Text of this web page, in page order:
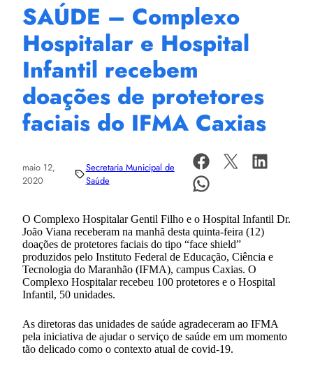
SAÚDE – Complexo
Hospitalar e Hospital
Infantil recebem
doações de protetores
faciais do IFMA Caxias
maio 12,
2020
Secretaria Municipal de
Saúde
O Complexo Hospitalar Gentil Filho e o Hospital Infantil Dr.
João Viana receberam na manhã desta quinta-feira (12)
doações de protetores faciais do tipo “face shield”
produzidos pelo Instituto Federal de Educação, Ciência e
Tecnologia do Maranhão (IFMA), campus Caxias. O
Complexo Hospitalar recebeu 100 protetores e o Hospital
Infantil, 50 unidades.
As diretoras das unidades de saúde agradeceram ao IFMA
pela iniciativa de ajudar o serviço de saúde em um momento
tão delicado como o contexto atual de covid-19.